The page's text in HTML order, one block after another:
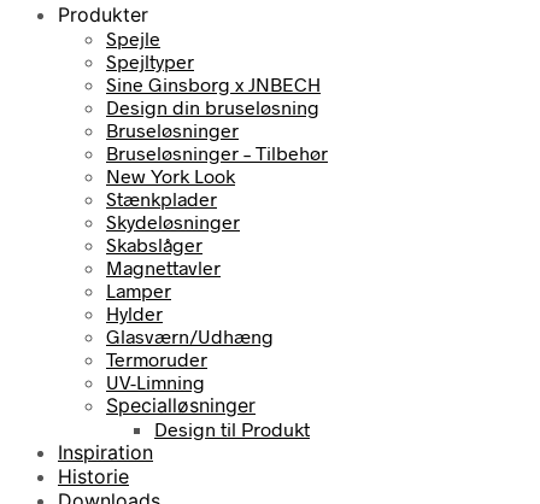
Produkter
Spejle
Spejltyper
Sine Ginsborg x JNBECH
Design din bruseløsning
Bruseløsninger
Bruseløsninger – Tilbehør
New York Look
Stænkplader
Skydeløsninger
Skabslåger
Magnettavler
Lamper
Hylder
Glasværn/Udhæng
Termoruder
UV-Limning
Specialløsninger
Design til Produkt
Inspiration
Historie